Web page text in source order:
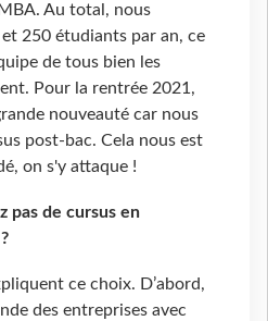
Au total, nous
250 étudiants par an, ce
de tous bien les
Pour la rentrée 2021,
nouveauté car nous
post-bac. Cela nous est
on s'y attaque !
pas de cursus en
ce choix. D’abord,
des entreprises avec